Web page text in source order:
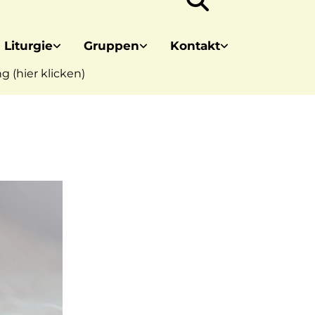
Liturgie Gruppen Kontakt
(hier klicken)